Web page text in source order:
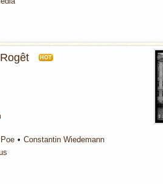
HOT
Constantin Wiedemann